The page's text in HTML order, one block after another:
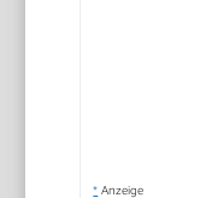
* Anzeige